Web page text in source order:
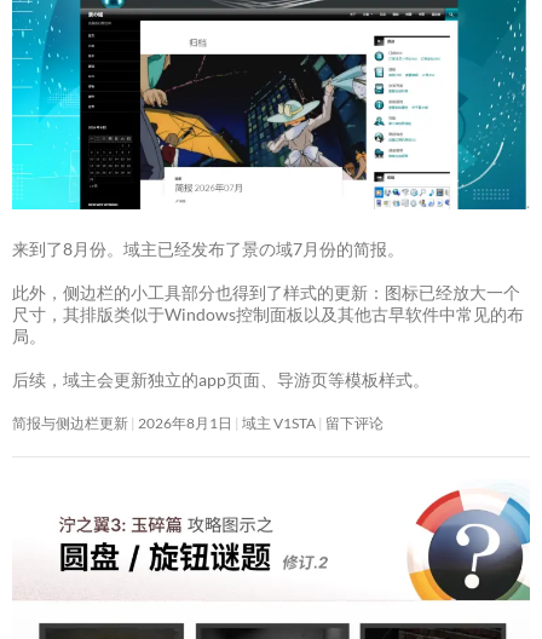
来到了8月份。域主已经发布了景の域7月份的简报。
此外，侧边栏的小工具部分也得到了样式的更新：图标已经放大一个
尺寸，其排版类似于Windows控制面板以及其他古早软件中常见的布
局。
后续，域主会更新独立的app页面、导游页等模板样式。
简报与侧边栏更新 2026年8月1日 域主 V1STA 留下评论